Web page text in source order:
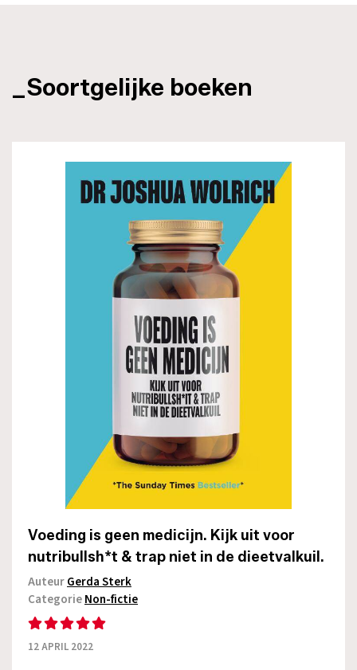
_Soortgelijke boeken
Voeding is geen medicijn. Kijk uit voor
nutribullsh*t & trap niet in de dieetvalkuil.
AuteurGerda Sterk
CategorieNon-fictie
12 APRIL 2022